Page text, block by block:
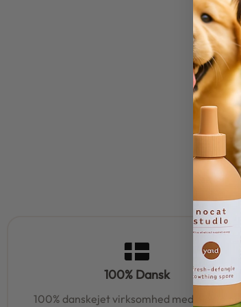
100% Dansk
100% danskejet virksomhed med hjerte og